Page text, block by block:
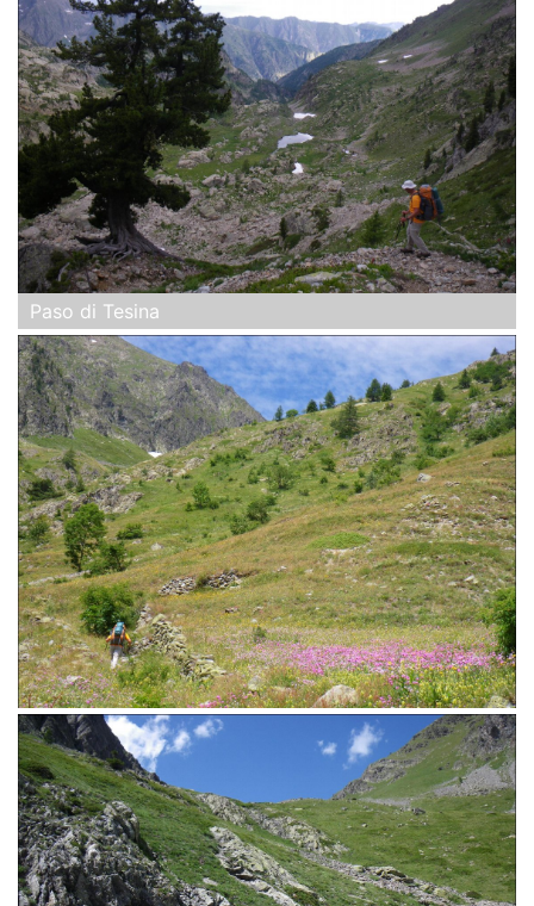
Paso di Tesina